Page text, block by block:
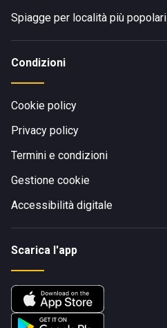
Spiagge per località più popolari
Condizioni
Cookie policy
Privacy policy
Termini e condizioni
Gestione cookie
Accessibilità digitale
Scarica l'app